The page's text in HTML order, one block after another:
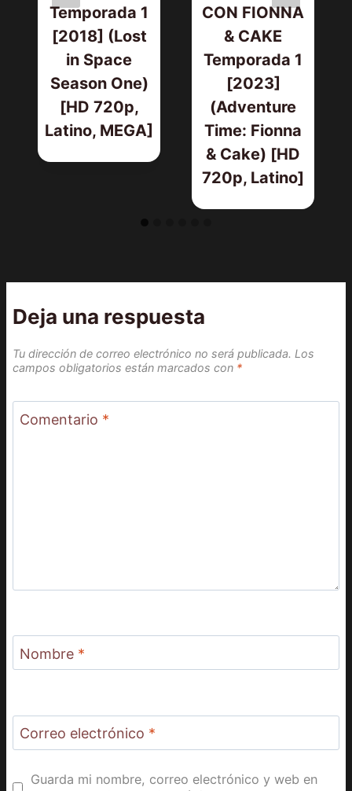
Temporada 1
[2018] (Lost
in Space
Season One)
[HD 720p,
Latino, MEGA]
CON FIONNA
& CAKE
Temporada 1
[2023]
(Adventure
Time: Fionna
& Cake) [HD
720p, Latino]
Deja una respuesta
Tu dirección de correo electrónico no será publicada. Los
campos obligatorios están marcados con *
Comentario *
Nombre *
Correo electrónico *
Guarda mi nombre, correo electrónico y web en